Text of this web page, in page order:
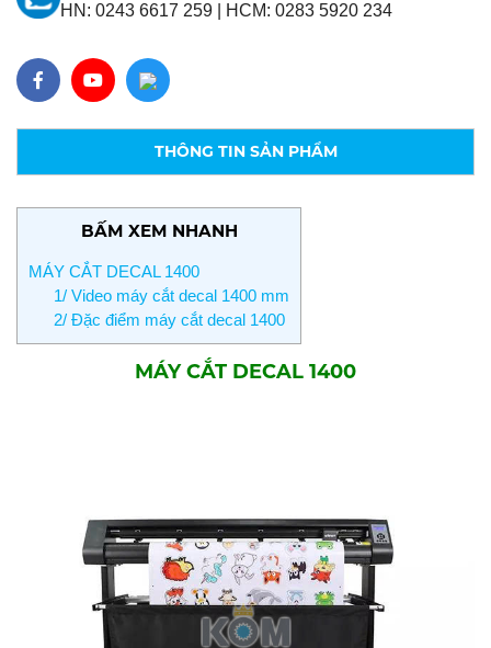
HN: 0243 6617 259 HCM: 0283 5920 234
THÔNG TIN SẢN PHẨM
BẤM XEM NHANH
MÁY CẮT DECAL 1400
1/ Video máy cắt decal 1400 mm
2/ Đặc điểm máy cắt decal 1400
MÁY CẮT DECAL 1400